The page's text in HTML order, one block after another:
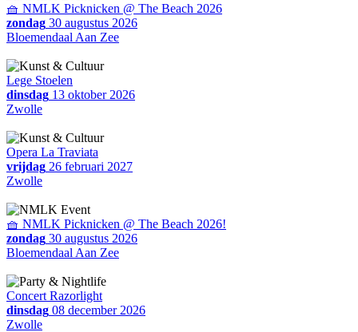
🧺 NMLK Picknicken @ The Beach 2026
zondag 30 augustus 2026
Bloemendaal Aan Zee
Lege Stoelen
dinsdag 13 oktober 2026
Zwolle
Opera La Traviata
vrijdag 26 februari 2027
Zwolle
🧺 NMLK Picknicken @ The Beach 2026!
zondag 30 augustus 2026
Bloemendaal Aan Zee
Concert Razorlight
dinsdag 08 december 2026
Zwolle